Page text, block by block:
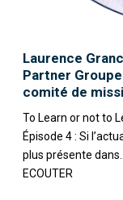
Laurence
Partner
comité de
To Learn or not to
Épisode 4 : Si
plus présente dans...
ECOUTER